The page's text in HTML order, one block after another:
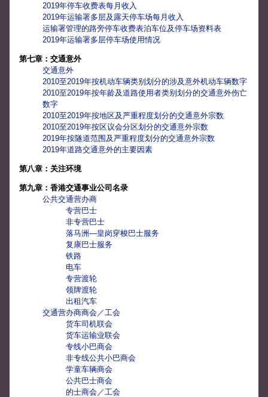
2019年停车收费表每月收入
2019年运输署多层及露天停车场每月收入
运输署管理的路旁停车收费表泊车位及停车场资料表
2019年运输署多层停车场使用情况
第七章：交通意外
交通意外
2010至2019年按机动车辆类别划分的涉及意外机动车辆数字
2010至2019年按年龄及道路使用者类别划分的交通意外伤亡
数字
2010至2019年按地区及严重程度划分的交通意外宗数
2010至2019年按区议会分区划分的交通意外宗数
2019年按隧道范围及严重程度划分的交通意外宗数
2019年道路交通意外的主要因素
第八章：关注环境
第九章：香港交通事业公司名录
公共交通营办商
专营巴士
非专营巴士
落马洲—皇岗穿梭巴士服务
复康巴士服务
铁路
电车
专营渡轮
领牌渡轮
出租汽车
交通营办商商会／工会
货车司机联会
货车运输业联会
专线小巴商会
非专线公共小巴商会
学童车辆商会
公共巴士商会
的士商会／工会